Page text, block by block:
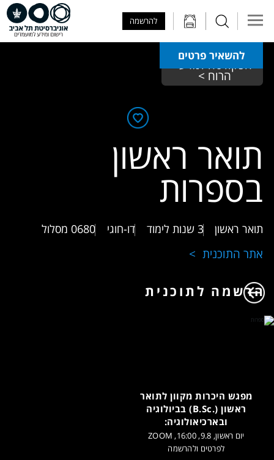
להרשמה
להשאיר פרטים
הפקולטה למדעי
הרוח >
תואר ראשון
בספרות
תואר ראשון 3 שנות לימוד דו-חוגי 0680 מסלול
אתר התוכנית
הרשמה לתוכנית
מפגש היכרות מקוון לתואר
ראשון (.B.Sc) בביולוגיה
ובארכיאולוגיה:
יום ראשון, 9.8, 16:00, ZOOM
לפרטים ולהרשמה